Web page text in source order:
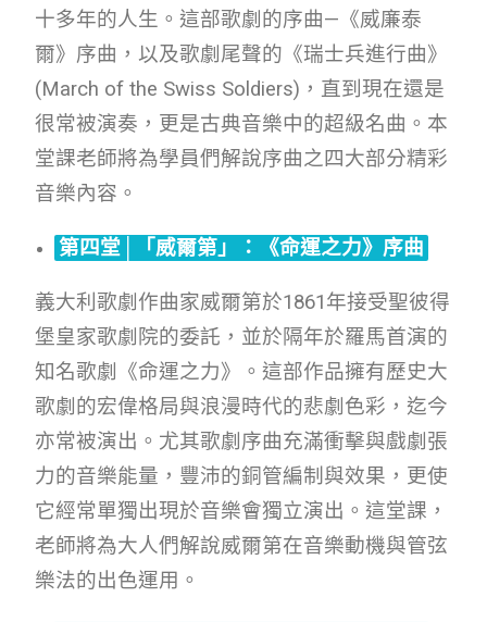
十多年的人生。這部歌劇的序曲—《威廉泰
爾》序曲，以及歌劇尾聲的《瑞士兵進行曲》
(March of the Swiss Soldiers)，直到現在還是
很常被演奏，更是古典音樂中的超級名曲。本
堂課老師將為學員們解說序曲之四大部分精彩
音樂內容。
第四堂│「威爾第」：《命運之力》序曲
義大利歌劇作曲家威爾第於1861年接受聖彼得
堡皇家歌劇院的委託，並於隔年於羅馬首演的
知名歌劇《命運之力》。這部作品擁有歷史大
歌劇的宏偉格局與浪漫時代的悲劇色彩，迄今
亦常被演出。尤其歌劇序曲充滿衝擊與戲劇張
力的音樂能量，豐沛的銅管編制與效果，更使
它經常單獨出現於音樂會獨立演出。這堂課，
老師將為大人們解說威爾第在音樂動機與管弦
樂法的出色運用。